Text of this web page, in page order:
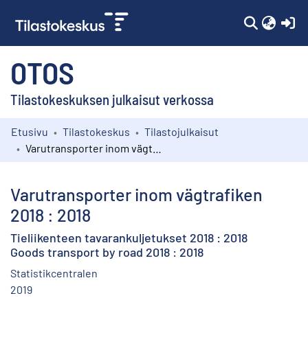
OTOS
Tilastokeskuksen julkaisut verkossa
Kokoelmat
Etusivu Tilastokeskus
Tilastojulkaisut
Varutransporter inom vägtrafiken
2018 : 2018
Tieliikenteen tavarankuljetukset 2018 : 2018
Goods transport by road 2018 : 2018
Statistikcentralen
2019